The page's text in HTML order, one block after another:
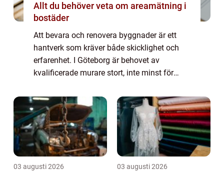
Allt du behöver veta om areamätning i
bostäder
Att bevara och renovera byggnader är ett
hantverk som kräver både skicklighet och
erfarenhet. I Göteborg är behovet av
kvalificerade murare stort, inte minst för
stenfasader. Murare...
03 augusti 2026 03 augusti 2026